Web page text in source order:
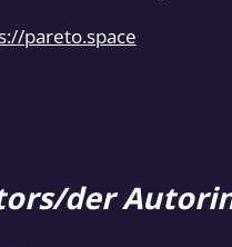
pareto.space
der